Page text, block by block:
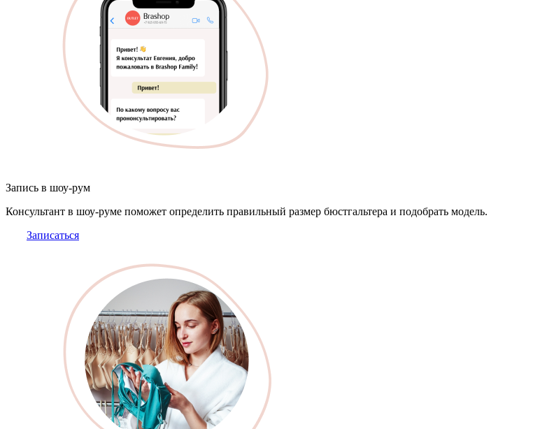
Запись в шоу-рум
Консультант в шоу-руме поможет определить правильный размер бюстгальтера и подобрать модель.
Записаться